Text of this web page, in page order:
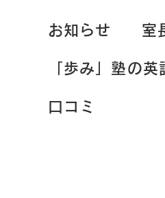
お知らせ 室
「歩み」塾の英
口コミ